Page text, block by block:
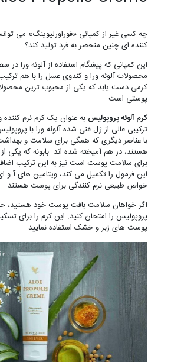
چه کسی غیر از کمپانی «فوراورلیوینگ» می
کننده ای چنین منحصر به فرد تولید کند؟
این کمپانی که پیشگام استفاده از آلوئه ورا
محصولات آلوئه ورا و کندوی عسل را با هم
کرمی دست یابد که یکی از محبوب ترین
پوستی است.
کرم آلوئه پروپولیس به عنوان یک کرم نرم
ترکیبی عالی از ژل غنی شده آلوئه ورا با
با عناصر دیگری که همگی برای سلامت و
هستند، در هم آمیخته شده اند. بابونه که یکی
برای سلامت پوست است نیز به این ترکیب
این فرمول را تکمیل می کند، ویتامین های آ و
خواص طبیعی نرم کنندگی برای پوست هستند.
اگر خواهان سلامت بافت پوست خود هستید،
پروپولیس را امتحان کنید. این کرم را برای
پوست های زبر و خشک استفاده نمایید.